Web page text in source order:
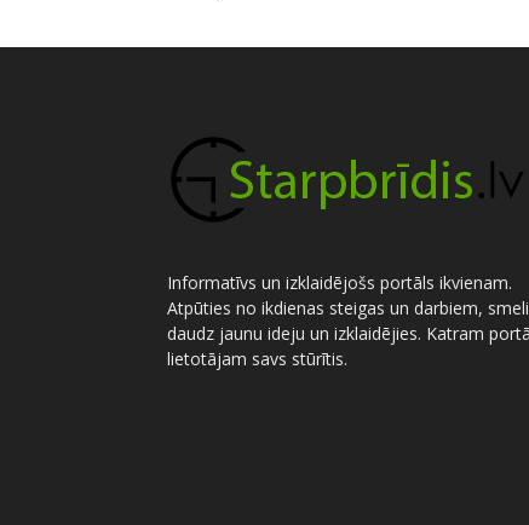
Informatīvs un izklaidējošs portāls ikvienam.
Atpūties no ikdienas steigas un darbiem,
daudz jaunu ideju un izklaidējies. Katram
lietotājam savs stūrītis.